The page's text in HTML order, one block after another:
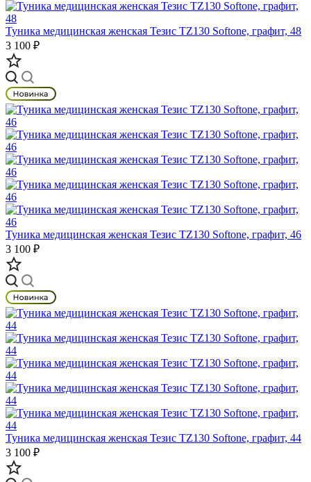
Туника медицинская женская Тезис TZ130 Softone, графит, 48
3 100 ₽
Туника медицинская женская Тезис TZ130 Softone, графит, 46
3 100 ₽
Туника медицинская женская Тезис TZ130 Softone, графит, 44
3 100 ₽